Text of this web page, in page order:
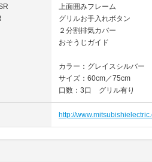
上面囲みフレーム
グリルお手入れボタン
２分割排気カバー
おそうじガイド
カラー：グレイスシルバー
サイズ：60cm／75cm
口数：3口 グリル有り
http://